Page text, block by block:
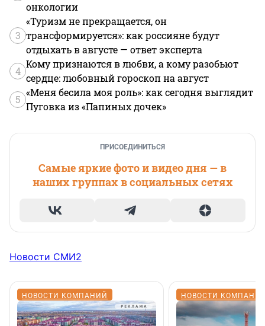
онкологии
3
«Туризм не прекращается, он
трансформируется»: как россияне будут
отдыхать в августе — ответ эксперта
4
Кому признаются в любви, а кому разобьют
сердце: любовный гороскоп на август
5
«Меня бесила моя роль»: как сегодня выглядит
Пуговка из «Папиных дочек»
ПРИСОЕДИНИТЬСЯ
Самые яркие фото и видео дня — в
наших группах в социальных сетях
Новости СМИ2
НОВОСТИ КОМПАНИЙ НОВОСТИ